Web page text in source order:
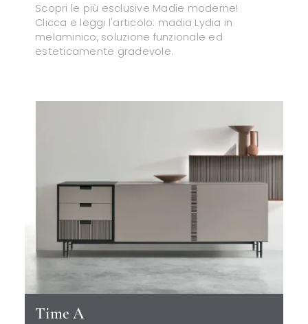
Scopri le più esclusive Madie moderne!
Clicca e leggi l'articolo: madia Lydia in
melaminico, soluzione funzionale ed
esteticamente gradevole.
Time A